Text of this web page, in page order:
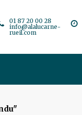
01 87 20 00 28
info@alalucarne-
rueil.com